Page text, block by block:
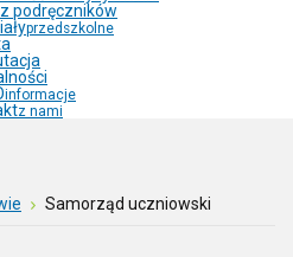
podręczników
przedszkolne
informacje
z nami
Samorząd uczniowski